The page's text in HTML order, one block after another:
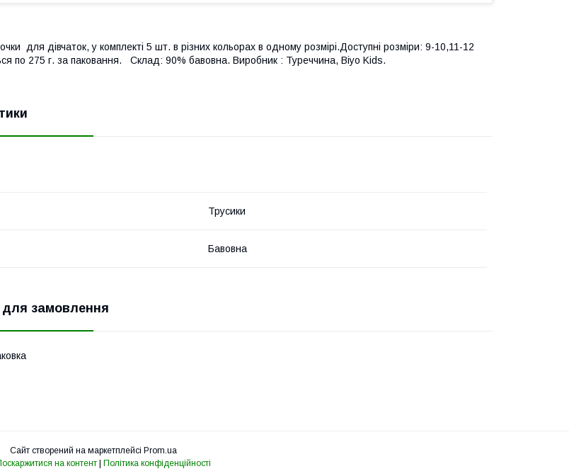
для дівчаток, у комплекті 5 шт. в різних кольорах в одному розмірі.Доступні розміри: 9-10,11-12
по 275 г. за паковання. Склад: 90% бавовна. Виробник : Туреччина, Biyo Kids.
Трусики
Бавовна
для замовлення
Сайт створений на маркетплейсі Prom.ua
на контент Політика конфіденційності